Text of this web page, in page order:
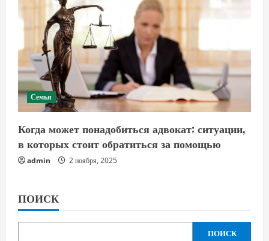
Семья
Когда может понадобиться адвокат: ситуации,
в которых стоит обратиться за помощью
admin 2 ноября, 2025
ПОИСК
ПОИСК